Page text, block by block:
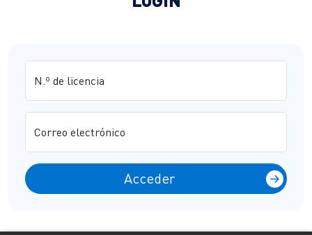
N.º de licencia
Correo electrónico
Acceder